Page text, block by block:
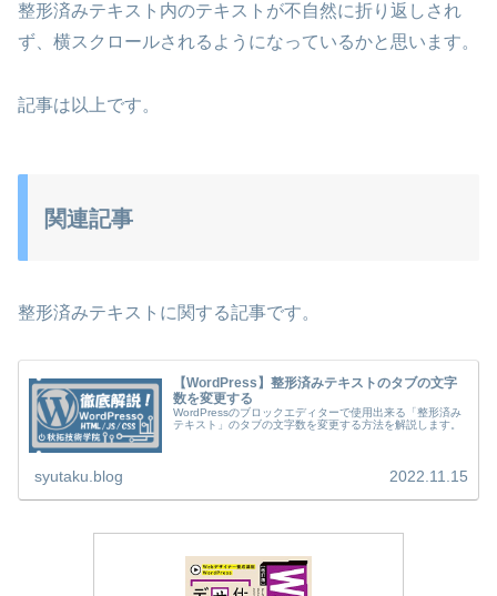
整形済みテキスト内のテキストが不自然に折り返しされ
ず、横スクロールされるようになっているかと思います。
記事は以上です。
関連記事
整形済みテキストに関する記事です。
【WordPress】整形済みテキストのタブの文字
数を変更する
WordPressのブロックエディターで使用出来る「整形済み
テキスト」のタブの文字数を変更する方法を解説します。
syutaku.blog 2022.11.15